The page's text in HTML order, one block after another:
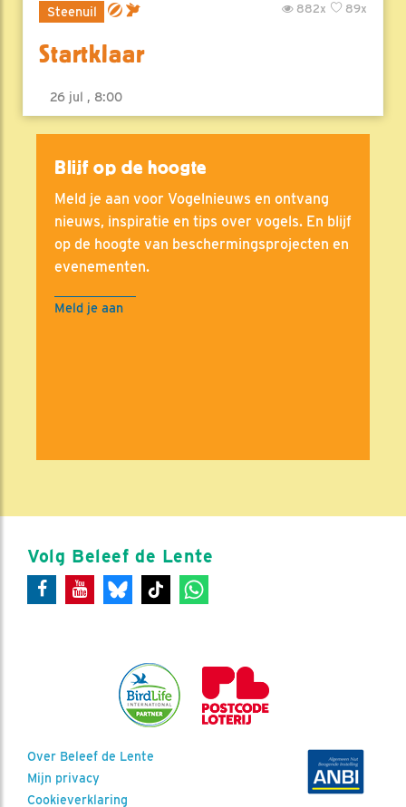
Steenuil 89x
882x
Startklaar
26 jul , 8:00
Blijf op de hoogte
Meld je aan voor Vogelnieuws en ontvang
nieuws, inspiratie en tips over vogels. En blijf
op de hoogte van beschermingsprojecten en
evenementen.
Meld je aan
Volg Beleef de Lente
Over Beleef de Lente
Mijn privacy
Cookieverklaring